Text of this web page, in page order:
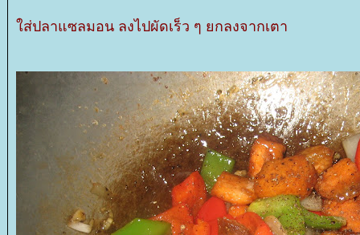
ส่ปลาแซลมอน ลงไปผัดเร็ว ๆ ยกลงจากเตา